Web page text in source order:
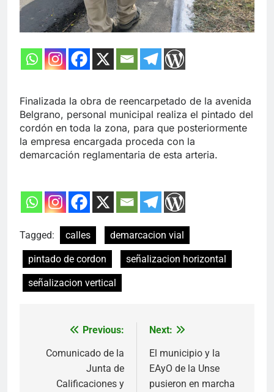
Finalizada la obra de reencarpetado de la avenida
Belgrano, personal municipal realiza el pintado del
cordón en toda la zona, para que posteriormente
la empresa encargada proceda con la
demarcación reglamentaria de esta arteria.
Tagged: calles demarcacion vial
pintado de cordon señalizacion horizontal
señalizacion vertical
Navegación
de
entradas
Previous:
Comunicado de la
Junta de
Calificaciones y
Next:
El municipio y la
EAyO de la Unse
pusieron en marcha